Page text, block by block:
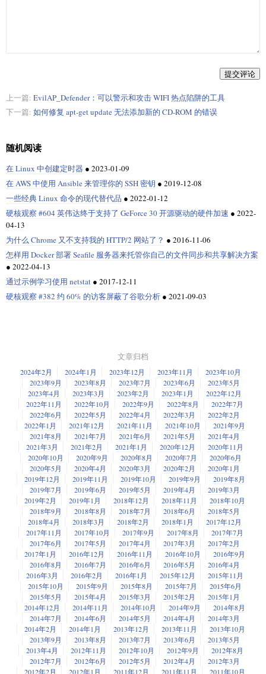
提交评论
上一篇: EvilAP_Defender：可以警示和攻击 WIFI 热点陷阱的工具
下一篇: 如何修复 apt-get update 无法添加新的 CD-ROM 的错误
随机阅读
在 Linux 中创建定时器 ● 2023-01-09
在 AWS 中使用 Ansible 来管理你的 SSH 密钥 ● 2019-12-08
一些经典 Linux 命令的现代替代品 ● 2022-01-12
硬核观察 #604 英伟达终于支持了 GeForce 30 开源驱动的硬件加速 ● 2022-
04-13
为什么 Chrome 又不支持我的 HTTP/2 网站了？ ● 2016-11-06
怎样用 Docker 部署 Seafile 服务器来托管你自己的文件同步和共享解决方案
● 2022-04-13
通过示例学习使用 netstat ● 2017-12-11
硬核观察 #382 约 60% 的访客屏蔽了谷歌分析 ● 2021-09-03
文章归档
2024年2月 2024年1月 2023年12月 2023年11月
2023年10月
2023年9月
2023年8月 2023年7月 2023年6月
2023年5月
2023年4月
2023年3月 2023年2月 2023年1月
2022年12月
2022年11月
2022年10月 2022年9月 2022年8月
2022年7月
2022年6月
2022年5月 2022年4月 2022年3月
2022年2月
2022年1月
2021年12月 2021年11月 2021年10月
2021年9月
2021年8月
2021年7月 2021年6月 2021年5月
2021年4月
2021年3月
2021年2月 2021年1月 2020年12月
2020年11月
2020年10月
2020年9月 2020年8月 2020年7月
2020年6月
2020年5月
2020年4月 2020年3月 2020年2月
2020年1月
2019年12月
2019年11月 2019年10月 2019年9月
2019年8月
2019年7月
2019年6月 2019年5月 2019年4月
2019年3月
2019年2月
2019年1月 2018年12月 2018年11月
2018年10月
2018年9月
2018年8月 2018年7月 2018年6月
2018年5月
2018年4月
2018年3月 2018年2月 2018年1月
2017年12月
2017年11月
2017年10月 2017年9月 2017年8月
2017年7月
2017年6月
2017年5月 2017年4月 2017年3月
2017年2月
2017年1月
2016年12月 2016年11月 2016年10月
2016年9月
2016年8月
2016年7月 2016年6月 2016年5月
2016年4月
2016年3月
2016年2月 2016年1月 2015年12月
2015年11月
2015年10月
2015年9月 2015年8月 2015年7月
2015年6月
2015年5月
2015年4月 2015年3月 2015年2月
2015年1月
2014年12月
2014年11月 2014年10月 2014年9月
2014年8月
2014年7月
2014年6月 2014年5月 2014年4月
2014年3月
2014年2月
2014年1月 2013年12月 2013年11月
2013年10月
2013年9月
2013年8月 2013年7月 2013年6月
2013年5月
2013年4月
2012年11月 2012年10月 2012年9月
2012年8月
2012年7月
2012年6月 2012年5月 2012年4月
2012年3月
2012年2月
2012年1月 2011年12月 2011年11月 2011年10月